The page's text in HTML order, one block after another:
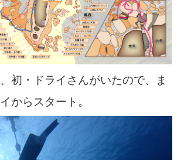
初・ドライさんがいたので、ま
からスタート。